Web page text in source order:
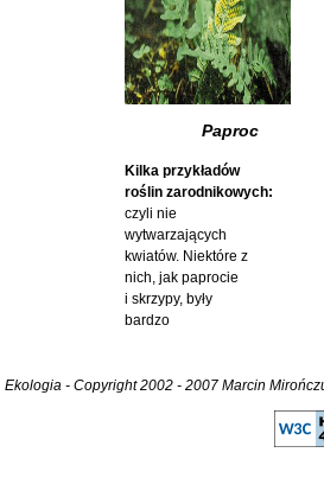
Paproc
Kilka przykładów
roślin zarodnikowych:
czyli nie
wytwarzających
kwiatów. Niektóre z
nich, jak paprocie
i skrzypy, były
bardzo
Ekologia - Copyright 2002 - 2007 Marcin